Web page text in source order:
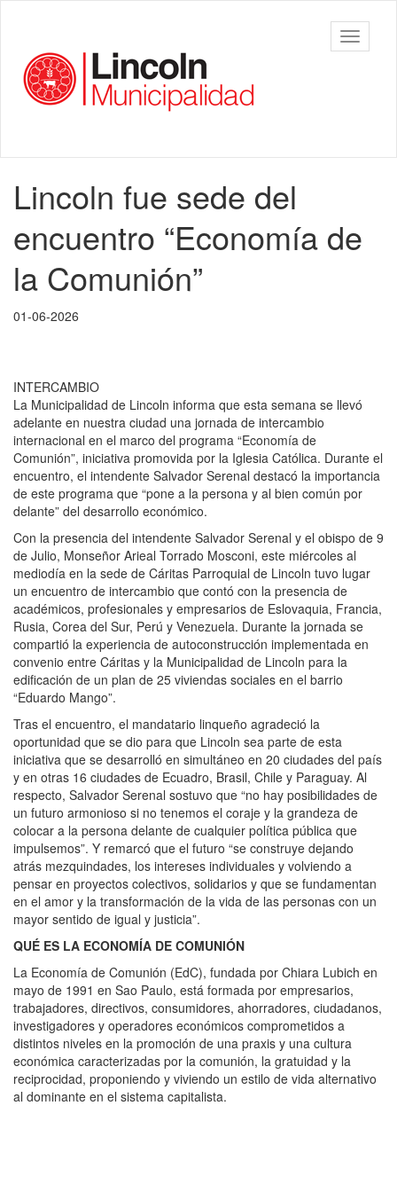
principalde Lincoln
barra
Contenido
principal
​Lincoln fue sede del
encuentro “Economía de
la Comunión”
01-06-2026
INTERCAMBIO
La Municipalidad de Lincoln informa que esta semana se llevó
adelante en nuestra ciudad una jornada de intercambio
internacional en el marco del programa “Economía de
Comunión”, iniciativa promovida por la Iglesia Católica. Durante el
encuentro, el intendente Salvador Serenal destacó la importancia
de este programa que “pone a la persona y al bien común por
delante” del desarrollo económico.
Con la presencia del intendente Salvador Serenal y el obispo de 9
de Julio, Monseñor Arieal Torrado Mosconi, este miércoles al
mediodía en la sede de Cáritas Parroquial de Lincoln tuvo lugar
un encuentro de intercambio que contó con la presencia de
académicos, profesionales y empresarios de Eslovaquia, Francia,
Rusia, Corea del Sur, Perú y Venezuela. Durante la jornada se
compartió la experiencia de autoconstrucción implementada en
convenio entre Cáritas y la Municipalidad de Lincoln para la
edificación de un plan de 25 viviendas sociales en el barrio
“Eduardo Mango”.
Tras el encuentro, el mandatario linqueño agradeció la
oportunidad que se dio para que Lincoln sea parte de esta
iniciativa que se desarrolló en simultáneo en 20 ciudades del país
y en otras 16 ciudades de Ecuadro, Brasil, Chile y Paraguay. Al
respecto, Salvador Serenal sostuvo que “no hay posibilidades de
un futuro armonioso si no tenemos el coraje y la grandeza de
colocar a la persona delante de cualquier política pública que
impulsemos”. Y remarcó que el futuro “se construye dejando
atrás mezquindades, los intereses individuales y volviendo a
pensar en proyectos colectivos, solidarios y que se fundamentan
en el amor y la transformación de la vida de las personas con un
mayor sentido de igual y justicia”.
QUÉ ES LA ECONOMÍA DE COMUNIÓN
La Economía de Comunión (EdC), fundada por Chiara Lubich en
mayo de 1991 en Sao Paulo, está formada por empresarios,
trabajadores, directivos, consumidores, ahorradores, ciudadanos,
investigadores y operadores económicos comprometidos a
distintos niveles en la promoción de una praxis y una cultura
económica caracterizadas por la comunión, la gratuidad y la
reciprocidad, proponiendo y viviendo un estilo de vida alternativo
al dominante en el sistema capitalista.